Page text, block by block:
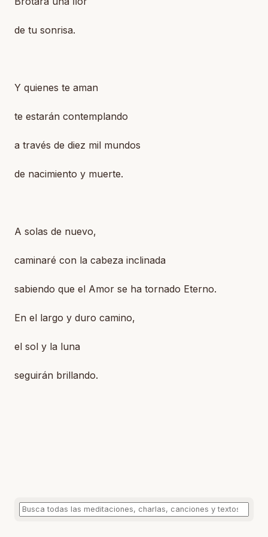
de tu sonrisa.
Y quienes te aman
te estarán contemplando
a través de diez mil mundos
de nacimiento y muerte.
A solas de nuevo,
caminaré con la cabeza inclinada
sabiendo que el Amor se ha tornado Eterno.
En el largo y duro camino,
el sol y la luna
seguirán brillando.